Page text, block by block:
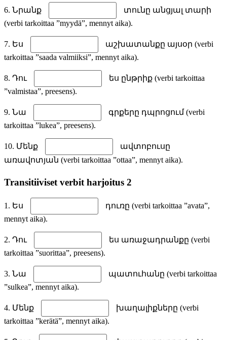
6. Նրանք
տունը անցյալ տարի
(verbi tarkoittaa ”myydä”, mennyt aika).
7. Ես
աշխատանքը այսօր (verbi
tarkoittaa ”saada valmiiksi”, mennyt aika).
8. Դու
ես ընթրիք (verbi tarkoittaa
”valmistaa”, preesens).
9. Նա
գրքերը դպրոցում (verbi
tarkoittaa ”lukea”, preesens).
10. Մենք
ավտոբուսը
առավոտյան (verbi tarkoittaa ”ottaa”, mennyt aika).
Transitiiviset verbit harjoitus 2
1. Ես
դուռը (verbi tarkoittaa ”avata”,
mennyt aika).
2. Դու
ես առաջադրանքը (verbi
tarkoittaa ”suorittaa”, preesens).
3. Նա
պատուհանը (verbi tarkoittaa
”sulkea”, mennyt aika).
4. Մենք
խաղալիքները (verbi
tarkoittaa ”kerätä”, mennyt aika).